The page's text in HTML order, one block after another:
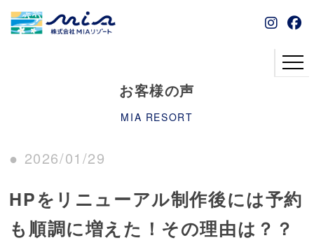
お客様の声
MIA RESORT
● 2026/01/29
HPをリニューアル制作後には予約
も順調に増えた！その理由は？？